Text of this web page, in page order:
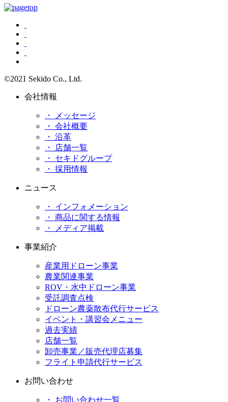
©2021 Sekido Co., Ltd.
会社情報
・ メッセージ
・ 会社概要
・ 沿革
・ 店舗一覧
・ セキドグループ
・ 採用情報
ニュース
・ インフォメーション
・ 商品に関する情報
・ メディア掲載
事業紹介
産業用ドローン事業
農業関連事業
ROV・水中ドローン事業
受託調査点検
ドローン農薬散布代行サービス
イベント・講習会メニュー
過去実績
店舗一覧
卸売事業／販売代理店募集
フライト申請代行サービス
お問い合わせ
・ お問い合わせ一覧